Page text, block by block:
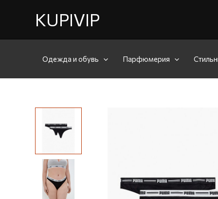
KUPIVIP
Одежда и обувь Парфюмерия